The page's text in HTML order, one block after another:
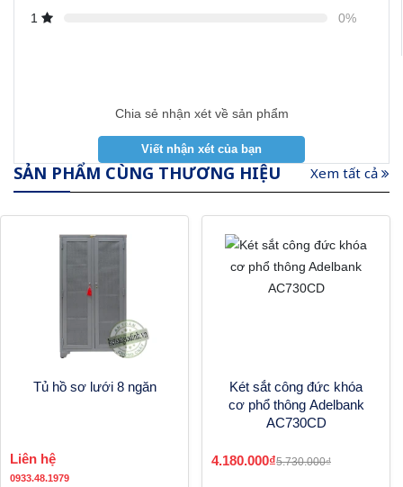
1
0%
Chia sẻ nhận xét về sản phẩm
SẢN PHẨM CÙNG THƯƠNG HIỆU Xem tất cả
Tủ hồ sơ lưới 8 ngăn
Liên hệ
0933.48.1979
Két sắt công đức khóa
cơ phổ thông Adelbank
AC730CD
4.180.000₫5.730.000₫